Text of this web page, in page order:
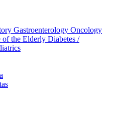
Gastroenterology Oncology
of the Elderly Diabetes /